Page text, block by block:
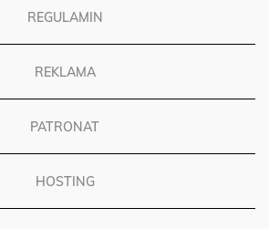
REGULAMIN
REKLAMA
PATRONAT
HOSTING